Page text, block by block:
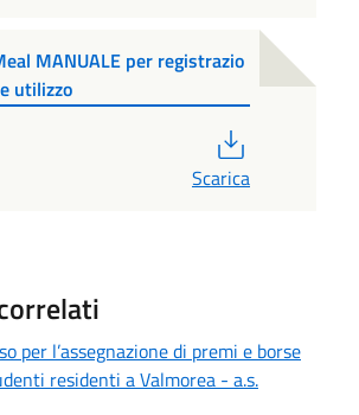
MANUALE per registrazio
utilizzo
Scarica
per l’assegnazione di premi e borse
residenti a Valmorea - a.s.